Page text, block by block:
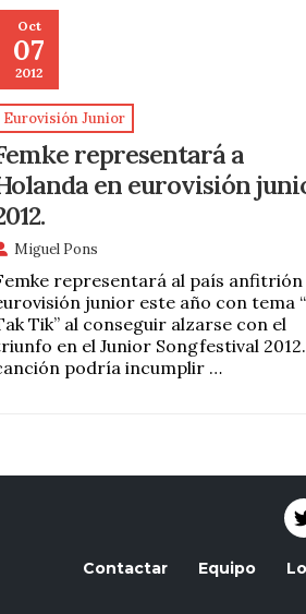
Oct
07
2012
Eurovisión Junior
representará a
en eurovisión
Miguel Pons
representará al país anfitrión
junior este año con tema
Tik” al conseguir alzarse con el
en el Junior Songfestival
podría incumplir …
Contactar Equipo